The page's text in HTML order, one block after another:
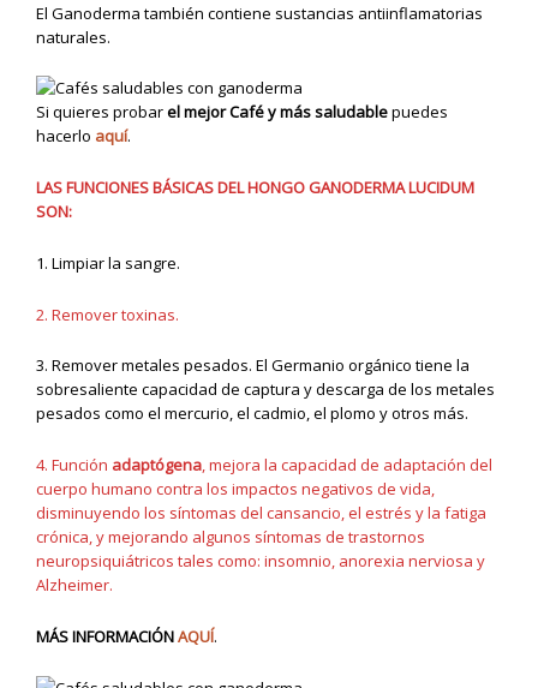
El Ganoderma también contiene sustancias antiinflamatorias
naturales.
Si quieres probarel mejor Café y más saludablepuedes
hacerlo aquí.
LAS FUNCIONES BÁSICAS DEL HONGO GANODERMA LUCIDUM
SON:
1. Limpiar la sangre.
2. Remover toxinas.
3. Remover metales pesados. El Germanio orgánico tiene la
sobresaliente capacidad de captura y descarga de los metales
pesados como el mercurio, el cadmio, el plomo y otros más.
4. Función adaptógena, mejora la capacidad de adaptación del
cuerpo humano contra los impactos negativos de vida,
disminuyendo los síntomas del cansancio, el estrés y la fatiga
crónica, y mejorando algunos síntomas de trastornos
neuropsiquiátricos tales como: insomnio, anorexia nerviosa y
Alzheimer.
MÁS INFORMACIÓNAQUÍ.